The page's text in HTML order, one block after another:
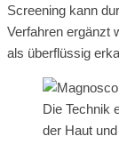
Screening kann
Verfahren ergänzt
als überflüssig
Die Technik
der Haut